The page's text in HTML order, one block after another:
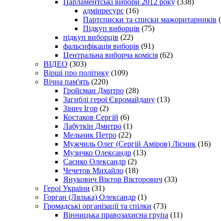
адмінресурс (16)
Партсписки та списки мажоритарників
Підкуп виборців (75)
підкуп виборців (22)
фальсифікація виборів (91)
Центральна виборча комісія (62)
ВІДЕО (303)
Вірші про політику (109)
Вічна пам'ять (220)
Гройсман Дмитро (28)
Загиблі герої Євромайдану (13)
Зінич Ігор (2)
Костаков Сергій (6)
Лабуткін Дмитро (1)
Мельник Петро (22)
Мужчиль Олег (Сергій Аміров) Лісник (16)
Музичко Олександр (13)
Саєнко Олександр (2)
Чечетов Михайло (18)
Янукович Віктор Вікторович (33)
Герої України (31)
Горган (Лялька) Олександр (1)
Громадські організації та спілки (73)
Вінницька правозахисна група (11)